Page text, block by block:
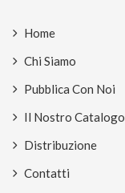
Home
Chi Siamo
Pubblica Con Noi
Il Nostro Catalogo
Distribuzione
Contatti